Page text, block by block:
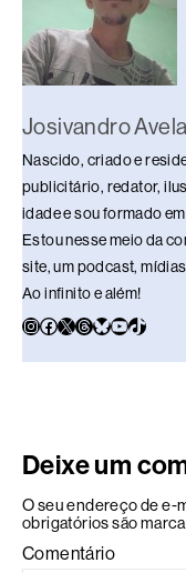
Josivandro
Nascido, criado e
publicitário, redator,
idade e sou formado
Estou nesse meio da
site, um podcast,
Ao infinito e além!
Deixe um
O seu endereço de e-
obrigatórios são
Comentário